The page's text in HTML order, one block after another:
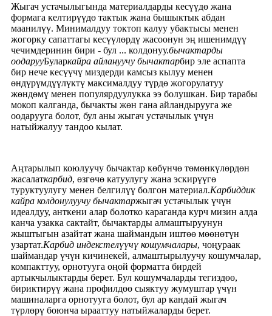
Жыгач устачылыгында материалдарды кесүүдө жана
формага келтирүүдө тактык жана бышыктык абдан
маанилүү. Минималдуу токтоп калуу убактысы менен
жогорку сапаттагы кесүүлөрдү жасоонун эң ишенимдүү
чечимдеринин бири - бул ... колдонуу.бычактарды
оодарууБуларкайра айлануучу бычактарбир эле аспапта
бир нече кесүүчү миздерди камсыз кылуу менен
өндүрүмдүүлүктү максималдуу түрдө жогорулатуу
жөндөмү менен популярдуулукка ээ болушкан. Бир тарабы
мокоп калганда, бычакты жөн гана айландырууга же
оодарууга болот, бул аны жыгач устачылык үчүн
натыйжалуу тандоо кылат.
Аңтарылып коюлуучу бычактар ​​көбүнчө төмөнкүлөрдөн
жасалаткарбид, өзгөчө катуулугу жана эскирүүгө
туруктуулугу менен белгилүү болгон материал.Карбиддик
кайра колдонулуучу бычактаржыгач устачылык үчүн
идеалдуу, анткени алар болотко караганда курч мизин алда
канча узакка сактайт, бычактарды алмаштыруунун
жыштыгын азайтат жана шаймандын иштөө мөөнөтүн
узартат.Карбид индекстелүүчү кошумчалары, чоңураак
шаймандар үчүн кичинекей, алмаштырылуучу кошумчалар,
компакттуу, орнотууга оңой форматта бирдей
артыкчылыктарды берет. Бул кошумчаларды тегиздөө,
бириктирүү жана профилдөө сыяктуу жумуштар үчүн
машиналарга орнотууга болот, бул ар кандай жыгач
түрлөрү боюнча ырааттуу натыйжаларды берет.